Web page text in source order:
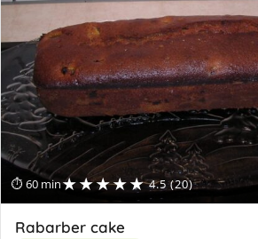
⏱ 60 min★★★★★ 4.5 (20)
Rabarber cake